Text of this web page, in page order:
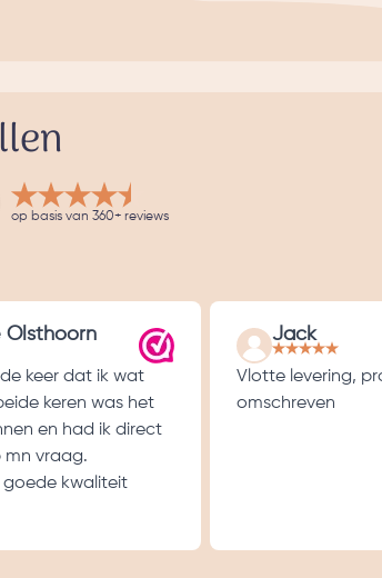
op basis van 360+ reviews
Olsthoorn
keer dat ik wat
keren was het
en had ik direct
vraag.
kwaliteit
Jack
Vlotte levering,
omschreven